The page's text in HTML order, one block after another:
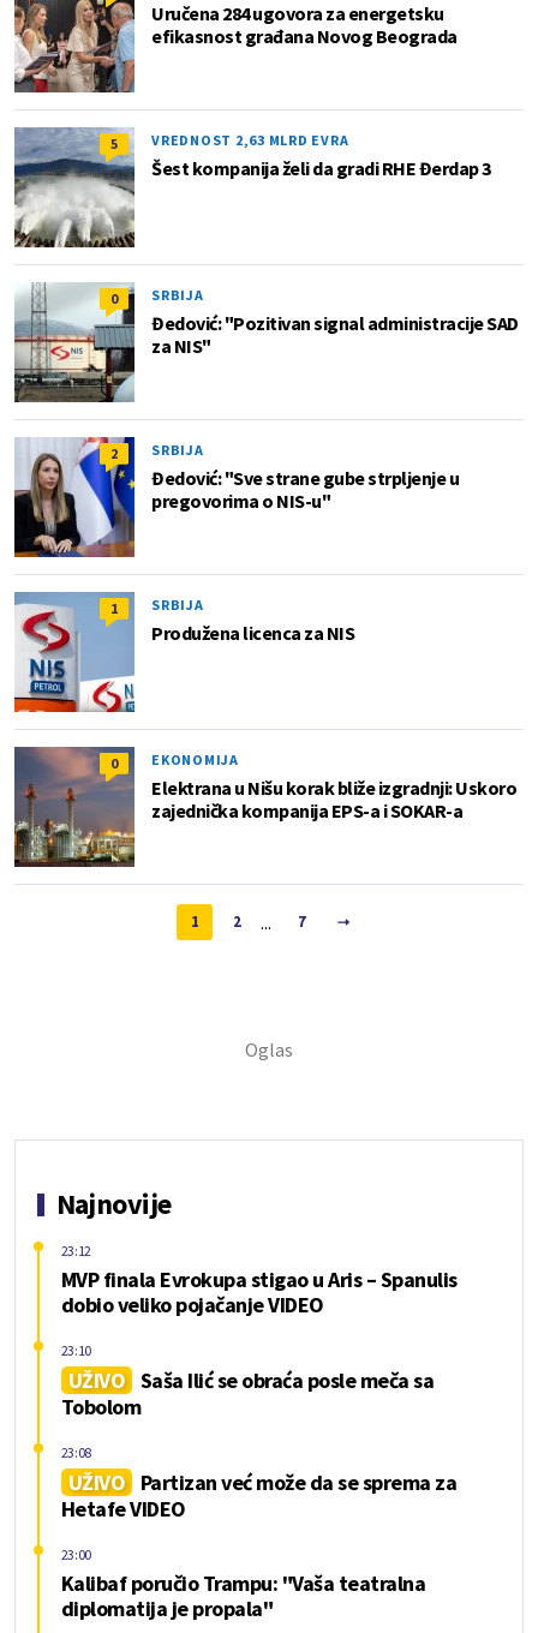
Uručena 284 ugovora za energetsku
efikasnost građana Novog Beograda
5 VREDNOST 2,63 MLRD EVRA
Šest kompanija želi da gradi RHE Đerdap 3
0 SRBIJA
Đedović: "Pozitivan signal administracije SAD
za NIS"
2 SRBIJA
Đedović: "Sve strane gube strpljenje u
pregovorima o NIS-u"
1 SRBIJA
Produžena licenca za NIS
0 EKONOMIJA
Elektrana u Nišu korak bliže izgradnji: Uskoro
zajednička kompanija EPS-a i SOKAR-a
1 2 ... 7
Najnovije
MVP finala Evrokupa stigao u Aris – Spanulis
dobio veliko pojačanje VIDEO
23:12
UŽIVO Saša Ilić se obraća posle meča sa
Tobolom
23:10
UŽIVO
Partizan već može da se sprema za
Hetafe VIDEO
23:08
Kalibaf poručio Trampu: "Vaša teatralna
diplomatija je propala"
23:00